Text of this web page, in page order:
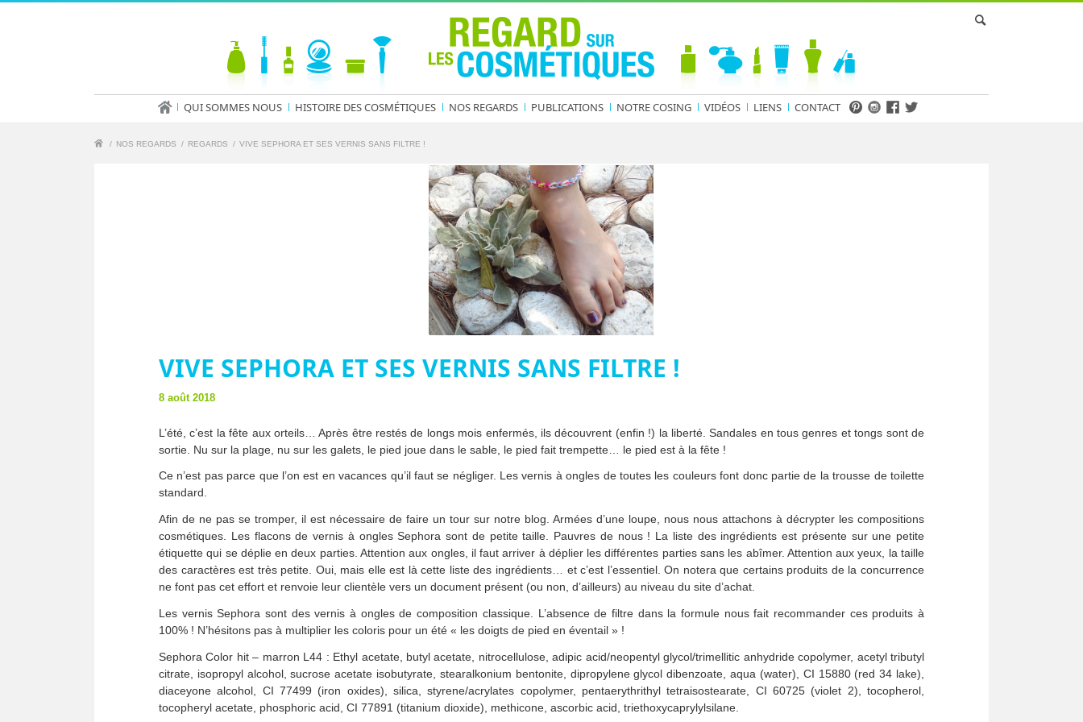
QUI SOMMES NOUS HISTOIRE DES COSMÉTIQUES NOS REGARDS PUBLICATIONS NOTRE COSING VIDÉOS LIENS CONTACT
/ NOS REGARDS / REGARDS / VIVE SEPHORA ET SES VERNIS SANS FILTRE !
VIVE SEPHORA ET SES VERNIS SANS FILTRE !
8 août 2018
L’été, c’est la fête aux orteils… Après être restés de longs mois enfermés, ils découvrent (enfin !) la liberté. Sandales en tous genres et tongs sont de
sortie. Nu sur la plage, nu sur les galets, le pied joue dans le sable, le pied fait trempette… le pied est à la fête !
Ce n’est pas parce que l’on est en vacances qu’il faut se négliger. Les vernis à ongles de toutes les couleurs font donc partie de la trousse de toilette
standard.
Afin de ne pas se tromper, il est nécessaire de faire un tour sur notre blog. Armées d’une loupe, nous nous attachons à décrypter les compositions
cosmétiques. Les flacons de vernis à ongles Sephora sont de petite taille. Pauvres de nous ! La liste des ingrédients est présente sur une petite
étiquette qui se déplie en deux parties. Attention aux ongles, il faut arriver à déplier les différentes parties sans les abîmer. Attention aux yeux, la taille
des caractères est très petite. Oui, mais elle est là cette liste des ingrédients… et c’est l’essentiel. On notera que certains produits de la concurrence
ne font pas cet effort et renvoie leur clientèle vers un document présent (ou non, d’ailleurs) au niveau du site d’achat.
Les vernis Sephora sont des vernis à ongles de composition classique. L’absence de filtre dans la formule nous fait recommander ces produits à
100% ! N’hésitons pas à multiplier les coloris pour un été « les doigts de pied en éventail » !
Sephora Color hit – marron L44 : Ethyl acetate, butyl acetate, nitrocellulose, adipic acid/neopentyl glycol/trimellitic anhydride copolymer, acetyl tributyl
citrate, isopropyl alcohol, sucrose acetate isobutyrate, stearalkonium bentonite, dipropylene glycol dibenzoate, aqua (water), CI 15880 (red 34 lake),
diaceyone alcohol, CI 77499 (iron oxides), silica, styrene/acrylates copolymer, pentaerythrithyl tetraisostearate, CI 60725 (violet 2), tocopherol,
tocopheryl acetate, phosphoric acid, CI 77891 (titanium dioxide), methicone, ascorbic acid, triethoxycaprylylsilane.